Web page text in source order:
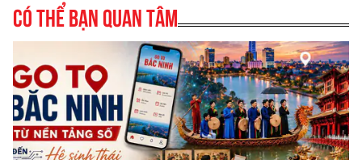
Có thể bạn quan tâm